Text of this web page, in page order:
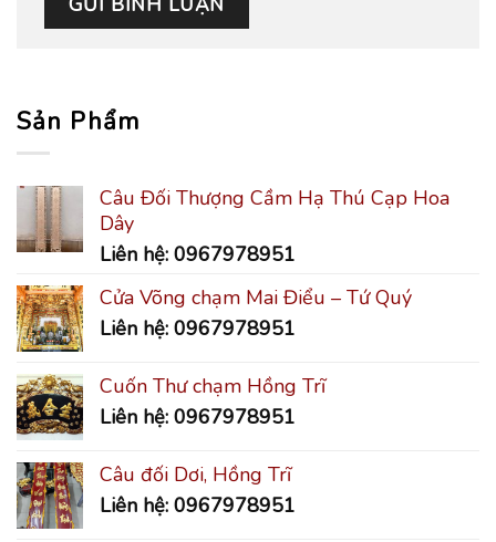
Sản Phẩm
Câu Đối Thượng Cầm Hạ Thú Cạp Hoa
Dây
Liên hệ: 0967978951
Cửa Võng chạm Mai Điểu – Tứ Quý
Liên hệ: 0967978951
Cuốn Thư chạm Hồng Trĩ
Liên hệ: 0967978951
Câu đối Dơi, Hồng Trĩ
Liên hệ: 0967978951